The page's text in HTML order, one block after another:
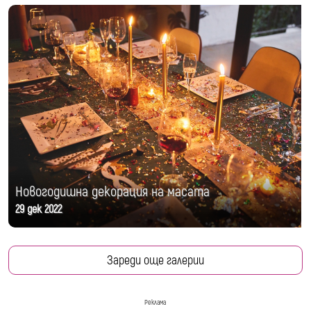
Новогодишна декорация на масата
29 дек 2022
Зареди още галерии
Реклама